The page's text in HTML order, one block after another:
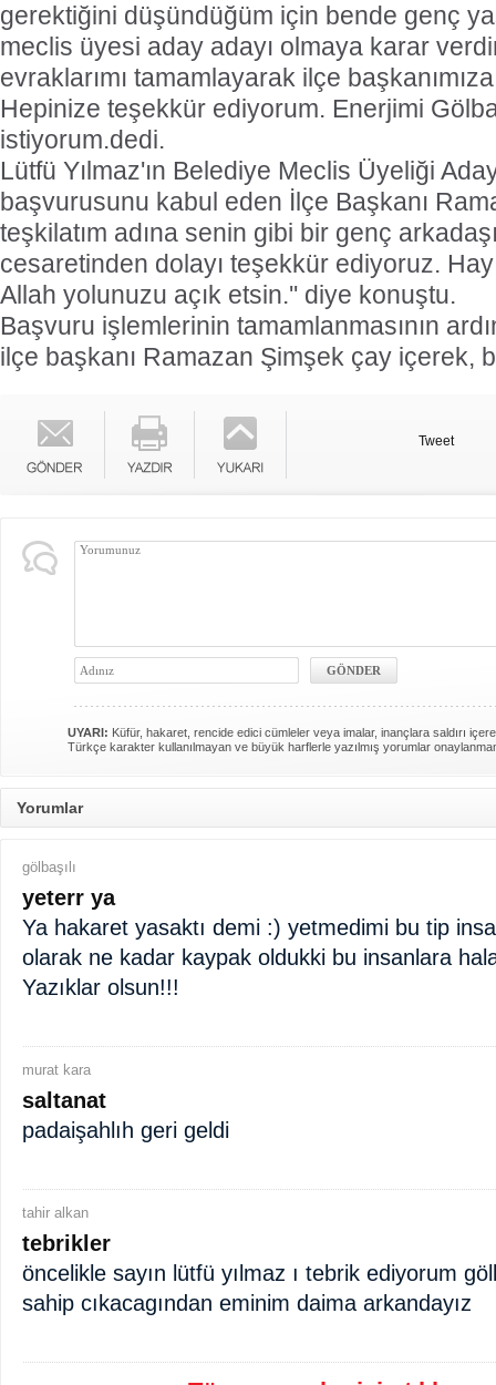
gerektiğini düşündüğüm için bende genç
meclis üyesi aday adayı olmaya karar
evraklarımı tamamlayarak ilçe
Hepinize teşekkür ediyorum. Enerjimi
istiyorum.dedi.
Lütfü Yılmaz'ın Belediye Meclis Üyeliği
başvurusunu kabul eden İlçe Başkanı
teşkilatım adına senin gibi bir genç
cesaretinden dolayı teşekkür ediyoruz.
Allah yolunuzu açık etsin.'' diye konuştu.
Başvuru işlemlerinin tamamlanmasının
ilçe başkanı Ramazan Şimşek çay içerek,
Tweet
UYARI: Küfür, hakaret, rencide edici cümleler veya imalar, inançlara saldırı
Türkçe karakter kullanılmayan ve büyük harflerle yazılmış yorumlar
Yorumlar
gölbaşılı
yeterr ya
Ya hakaret yasaktı demi :) yetmedimi bu tip
olarak ne kadar kaypak oldukki bu insanlara
Yazıklar olsun!!!
murat kara
saltanat
padaişahlıh geri geldi
tahir alkan
tebrikler
öncelikle sayın lütfü yılmaz ı tebrik ediyorum
sahip cıkacagından eminim daima arkandayız